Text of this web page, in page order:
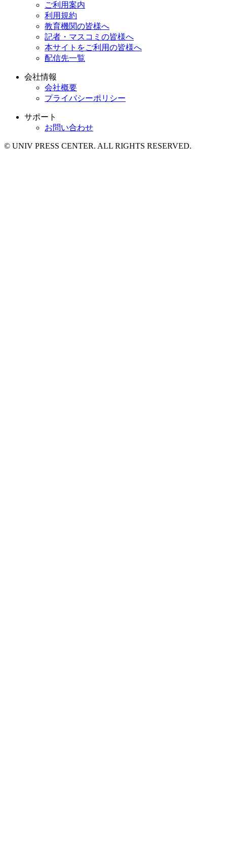
ご利用案内
利用規約
教育機関の皆様へ
記者・マスコミの皆様へ
本サイトをご利用の皆様へ
配信先一覧
会社情報
会社概要
プライバシーポリシー
サポート
お問い合わせ
© UNIV PRESS CENTER. ALL RIGHTS RESERVED.